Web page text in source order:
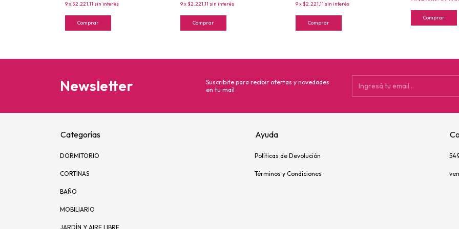
9x$2.221,11 sin interés
Comprar
9x$2.221,11 sin interés
Comprar
9x$2.221,11 sin interés
Comprar
Comprar
Newsletter
Suscribite para recibir ofertas y novedades
en tu mail
Categorías
DORMITORIO
CORTINAS
BAÑO
MOBILIARIO
JARDÍN Y AIRE LIBRE
Ayuda
Políticas de Devolución
Términos y Condiciones